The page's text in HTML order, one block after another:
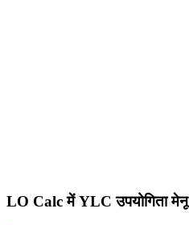
LO Calc में YLC उपयोगिता मेनू